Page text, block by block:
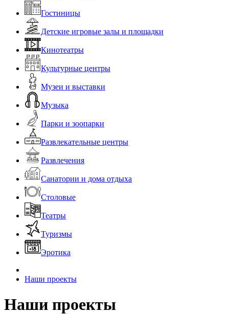
Гостиницы
Детские игровые залы и площадки
Кинотеатры
Культурные центры
Музеи и выставки
Музыка
Парки и зоопарки
Развлекательные центры
Развлечения
Санатории и дома отдыха
Столовые
Театры
Туризмы
Эротика
Наши проекты
Наши проекты